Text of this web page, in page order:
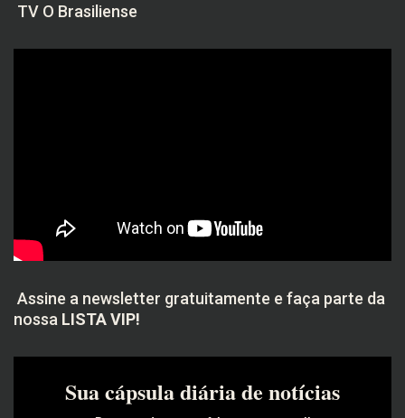
TV O Brasiliense
Assine a newsletter gratuitamente e faça parte da
nossa LISTA VIP!
Sua cápsula diária de notícias